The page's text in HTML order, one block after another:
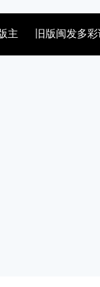
主 旧版闽发多